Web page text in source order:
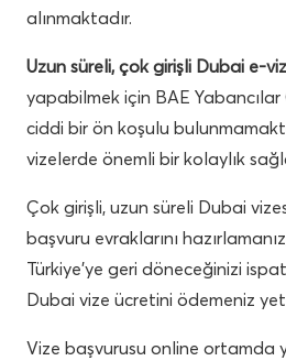
alınmaktadır.
Uzun süreli, çok girişli Dubai e-
yapabilmek için BAE Yabancılar
ciddi bir ön koşulu
vizelerde önemli bir kolaylık
Çok girişli, uzun süreli Dubai
başvuru evraklarını
Türkiye’ye geri döneceğinizi
Dubai vize ücretini ödemeniz
Vize başvurusu online ortamda